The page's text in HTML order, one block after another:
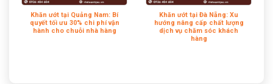
Khăn ướt tại Quảng Nam: Bí
quyết tối ưu 30% chi phí vận
hành cho chuỗi nhà hàng
Khăn ướt tại Đà Nẵng: Xu
hướng nâng cấp chất lượng
dịch vụ chăm sóc khách
hàng